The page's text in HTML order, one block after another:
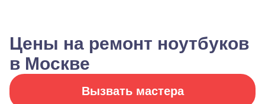
Цены на ремонт ноутбуков
в Москве
Вызвать мастера